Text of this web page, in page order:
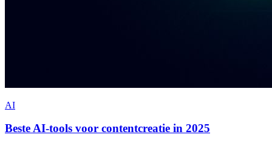
AI
Beste AI-tools voor contentcreatie in 2025